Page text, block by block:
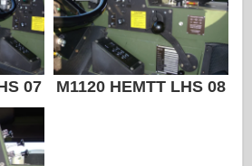
07 M1120 HEMTT LHS 08